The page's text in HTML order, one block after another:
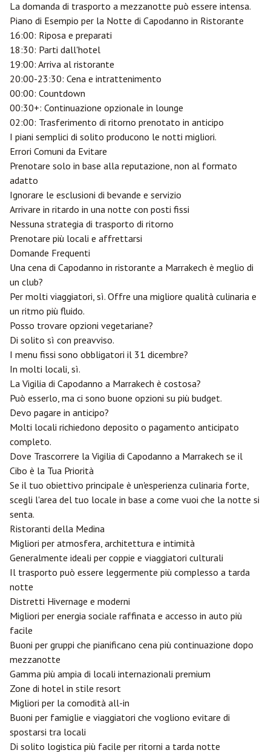
La domanda di trasporto a mezzanotte può essere intensa.
Piano di Esempio per la Notte di Capodanno in Ristorante
16:00: Riposa e preparati
18:30: Parti dall'hotel
19:00: Arriva al ristorante
20:00-23:30: Cena e intrattenimento
00:00: Countdown
00:30+: Continuazione opzionale in lounge
02:00: Trasferimento di ritorno prenotato in anticipo
I piani semplici di solito producono le notti migliori.
Errori Comuni da Evitare
Prenotare solo in base alla reputazione, non al formato
adatto
Ignorare le esclusioni di bevande e servizio
Arrivare in ritardo in una notte con posti fissi
Nessuna strategia di trasporto di ritorno
Prenotare più locali e affrettarsi
Domande Frequenti
Una cena di Capodanno in ristorante a Marrakech è meglio di
un club?
Per molti viaggiatori, sì. Offre una migliore qualità culinaria e
un ritmo più fluido.
Posso trovare opzioni vegetariane?
Di solito sì con preavviso.
I menu fissi sono obbligatori il 31 dicembre?
In molti locali, sì.
La Vigilia di Capodanno a Marrakech è costosa?
Può esserlo, ma ci sono buone opzioni su più budget.
Devo pagare in anticipo?
Molti locali richiedono deposito o pagamento anticipato
completo.
Dove Trascorrere la Vigilia di Capodanno a Marrakech se il
Cibo è la Tua Priorità
Se il tuo obiettivo principale è un'esperienza culinaria forte,
scegli l'area del tuo locale in base a come vuoi che la notte si
senta.
Ristoranti della Medina
Migliori per atmosfera, architettura e intimità
Generalmente ideali per coppie e viaggiatori culturali
Il trasporto può essere leggermente più complesso a tarda
notte
Distretti Hivernage e moderni
Migliori per energia sociale raffinata e accesso in auto più
facile
Buoni per gruppi che pianificano cena più continuazione dopo
mezzanotte
Gamma più ampia di locali internazionali premium
Zone di hotel in stile resort
Migliori per la comodità all-in
Buoni per famiglie e viaggiatori che vogliono evitare di
spostarsi tra locali
Di solito logistica più facile per ritorni a tarda notte